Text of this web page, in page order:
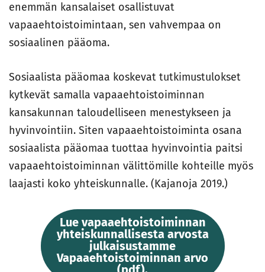
enemmän kansalaiset osallistuvat
vapaaehtoistoimintaan, sen vahvempaa on
sosiaalinen pääoma.
Sosiaalista pääomaa koskevat tutkimustulokset
kytkevät samalla vapaaehtoistoiminnan
kansakunnan taloudelliseen menestykseen ja
hyvinvointiin. Siten vapaaehtoistoiminta osana
sosiaalista pääomaa tuottaa hyvinvointia paitsi
vapaaehtoistoiminnan välittömille kohteille myös
laajasti koko yhteiskunnalle. (Kajanoja 2019.)
Lue vapaaehtoistoiminnan
yhteiskunnallisesta arvosta
julkaisustamme
Vapaaehtoistoiminnan arvo